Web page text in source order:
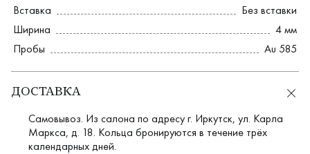
Вставка
Без вставки
Ширина
4 мм
Пробы
Au 585
ДОСТАВКА
Самовывоз. Из салона по адресу г. Иркутск, ул. Карла
Маркса, д. 18. Кольца бронируются в течение трёх
календарных дней.